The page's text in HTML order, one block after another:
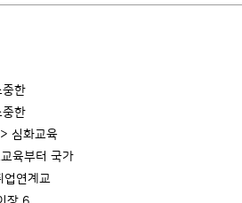
중한
중한
심화교육
육부터 국가
업연계교